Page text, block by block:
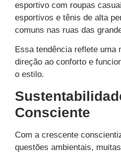
esportivo com roupas
esportivos e tênis de alta
comuns nas ruas das
Essa tendência reflete uma
direção ao conforto e
o estilo.
Consciente
Com a crescente
questões ambientais,